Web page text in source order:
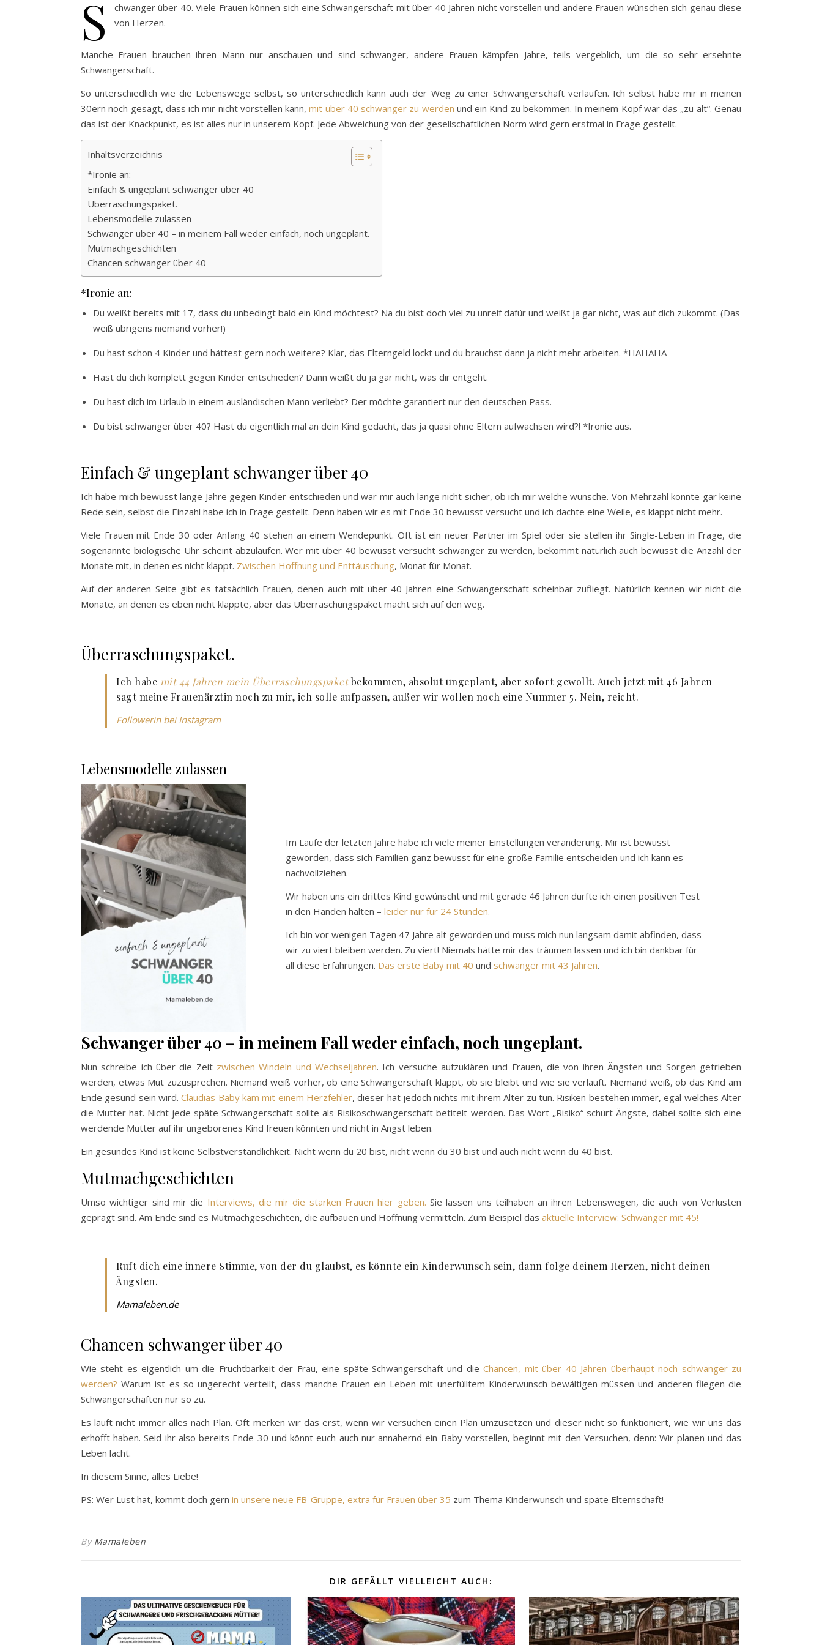
S
chwanger über 40. Viele Frauen können sich eine Schwangerschaft mit über 40 Jahren nicht vorstellen und andere Frauen wünschen sich genau diese
von Herzen.
Manche Frauen brauchen ihren Mann nur anschauen und sind schwanger, andere Frauen kämpfen Jahre, teils vergeblich, um die so sehr ersehnte
Schwangerschaft.
So unterschiedlich wie die Lebenswege selbst, so unterschiedlich kann auch der Weg zu einer Schwangerschaft verlaufen. Ich selbst habe mir in meinen
30ern noch gesagt, dass ich mir nicht vorstellen kann,mit über 40 schwanger zu werden und ein Kind zu bekommen. In meinem Kopf war das „zu alt“. Genau
das ist der Knackpunkt, es ist alles nur in unserem Kopf. Jede Abweichung von der gesellschaftlichen Norm wird gern erstmal in Frage gestellt.
Inhaltsverzeichnis
*Ironie an:
Einfach & ungeplant schwanger über 40
Überraschungspaket.
Lebensmodelle zulassen
Schwanger über 40 – in meinem Fall weder einfach, noch ungeplant.
Mutmachgeschichten
Chancen schwanger über 40
*Ironie an:
Du weißt bereits mit 17, dass du unbedingt bald ein Kind möchtest? Na du bist doch viel zu unreif dafür und weißt ja gar nicht, was auf dich zukommt. (Das
weiß übrigens niemand vorher!)
Du hast schon 4 Kinder und hättest gern noch weitere? Klar, das Elterngeld lockt und du brauchst dann ja nicht mehr arbeiten. *HAHAHA
Hast du dich komplett gegen Kinder entschieden? Dann weißt du ja gar nicht, was dir entgeht.
Du hast dich im Urlaub in einem ausländischen Mann verliebt? Der möchte garantiert nur den deutschen Pass.
Du bist schwanger über 40? Hast du eigentlich mal an dein Kind gedacht, das ja quasi ohne Eltern aufwachsen wird?! *Ironie aus.
Einfach & ungeplant schwanger über 40
Ich habe mich bewusst lange Jahre gegen Kinder entschieden und war mir auch lange nicht sicher, ob ich mir welche wünsche. Von Mehrzahl konnte gar keine
Rede sein, selbst die Einzahl habe ich in Frage gestellt. Denn haben wir es mit Ende 30 bewusst versucht und ich dachte eine Weile, es klappt nicht mehr.
Viele Frauen mit Ende 30 oder Anfang 40 stehen an einem Wendepunkt. Oft ist ein neuer Partner im Spiel oder sie stellen ihr Single-Leben in Frage, die
sogenannte biologische Uhr scheint abzulaufen. Wer mit über 40 bewusst versucht schwanger zu werden, bekommt natürlich auch bewusst die Anzahl der
Monate mit, in denen es nicht klappt. Zwischen Hoffnung und Enttäuschung, Monat für Monat.
Auf der anderen Seite gibt es tatsächlich Frauen, denen auch mit über 40 Jahren eine Schwangerschaft scheinbar zufliegt. Natürlich kennen wir nicht die
Monate, an denen es eben nicht klappte, aber das Überraschungspaket macht sich auf den weg.
Überraschungspaket.
Ich habe mit 44 Jahren mein Überraschungspaketbekommen, absolut ungeplant, aber sofort gewollt. Auch jetzt mit 46 Jahren
sagt meine Frauenärztin noch zu mir, ich solle aufpassen, außer wir wollen noch eine Nummer 5. Nein, reicht.
Followerin bei Instagram
Lebensmodelle zulassen
Im Laufe der letzten Jahre habe ich viele meiner Einstellungen veränderung. Mir ist bewusst
geworden, dass sich Familien ganz bewusst für eine große Familie entscheiden und ich kann es
nachvollziehen.
Wir haben uns ein drittes Kind gewünscht und mit gerade 46 Jahren durfte ich einen positiven Test
in den Händen halten – leider nur für 24 Stunden.
Ich bin vor wenigen Tagen 47 Jahre alt geworden und muss mich nun langsam damit abfinden, dass
wir zu viert bleiben werden. Zu viert! Niemals hätte mir das träumen lassen und ich bin dankbar für
all diese Erfahrungen. Das erste Baby mit 40 und schwanger mit 43 Jahren.
Schwanger über 40 – in meinem Fall weder einfach, noch ungeplant.
Nun schreibe ich über die Zeit zwischen Windeln und Wechseljahren. Ich versuche aufzuklären und Frauen, die von ihren Ängsten und Sorgen getrieben
werden, etwas Mut zuzusprechen. Niemand weiß vorher, ob eine Schwangerschaft klappt, ob sie bleibt und wie sie verläuft. Niemand weiß, ob das Kind am
Ende gesund sein wird.Claudias Baby kam mit einem Herzfehler, dieser hat jedoch nichts mit ihrem Alter zu tun. Risiken bestehen immer, egal welches Alter
die Mutter hat. Nicht jede späte Schwangerschaft sollte als Risikoschwangerschaft betitelt werden. Das Wort „Risiko“ schürt Ängste, dabei sollte sich eine
werdende Mutter auf ihr ungeborenes Kind freuen könnten und nicht in Angst leben.
Ein gesundes Kind ist keine Selbstverständlichkeit. Nicht wenn du 20 bist, nicht wenn du 30 bist und auch nicht wenn du 40 bist.
Mutmachgeschichten
Umso wichtiger sind mir die Interviews, die mir die starken Frauen hier geben. Sie lassen uns teilhaben an ihren Lebenswegen, die auch von Verlusten
geprägt sind. Am Ende sind es Mutmachgeschichten, die aufbauen und Hoffnung vermitteln. Zum Beispiel das aktuelle Interview: Schwanger mit 45!
Ruft dich eine innere Stimme, von der du glaubst, es könnte ein Kinderwunsch sein, dann folge deinem Herzen, nicht deinen
Ängsten.
Mamaleben.de
Chancen schwanger über 40
Wie steht es eigentlich um die Fruchtbarkeit der Frau, eine späte Schwangerschaft und dieChancen, mit über 40 Jahren überhaupt noch schwanger zu
werden?Warum ist es so ungerecht verteilt, dass manche Frauen ein Leben mit unerfülltem Kinderwunsch bewältigen müssen und anderen fliegen die
Schwangerschaften nur so zu.
Es läuft nicht immer alles nach Plan. Oft merken wir das erst, wenn wir versuchen einen Plan umzusetzen und dieser nicht so funktioniert, wie wir uns das
erhofft haben. Seid ihr also bereits Ende 30 und könnt euch auch nur annähernd ein Baby vorstellen, beginnt mit den Versuchen, denn: Wir planen und das
Leben lacht.
In diesem Sinne, alles Liebe!
PS: Wer Lust hat, kommt doch gern in unsere neue FB-Gruppe, extra für Frauen über 35 zum Thema Kinderwunsch und späte Elternschaft!
By Mamaleben
DIR GEFÄLLT VIELLEICHT AUCH: